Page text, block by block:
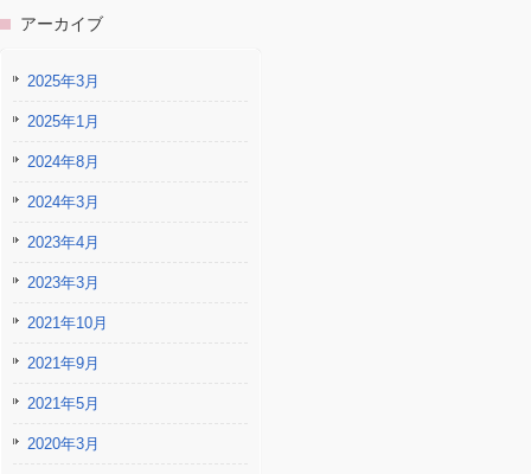
アーカイブ
2025年3月
2025年1月
2024年8月
2024年3月
2023年4月
2023年3月
2021年10月
2021年9月
2021年5月
2020年3月